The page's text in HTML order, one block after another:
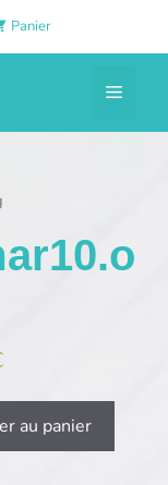
Panier
Menu
au panier